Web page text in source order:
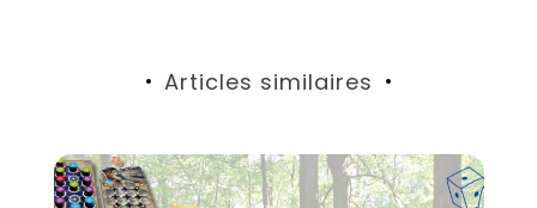
Articles similaires